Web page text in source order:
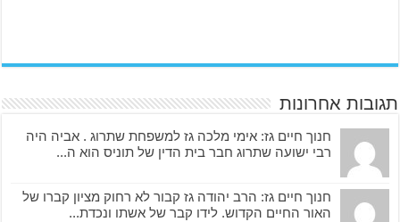
תגובות אחרונות
חנוך חיים גז: אימי מלכה גז למשפחת שתרוג . אביה היה
רבי ישועה שתרוג חבר בית הדין של תוניס הוא ה...
חנוך חיים גז: הרב יהודה גז קבור לא רחוק מציון קברו של
האור החיים הקדוש. לידו קבר של אשתו ונכדת...